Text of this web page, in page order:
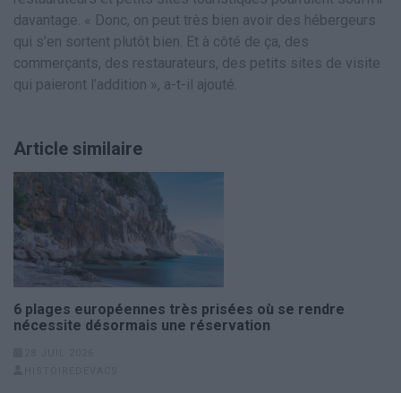
davantage. « Donc, on peut très bien avoir des hébergeurs
qui s’en sortent plutôt bien. Et à côté de ça, des
commerçants, des restaurateurs, des petits sites de visite
qui paieront l’addition », a-t-il ajouté.
Article similaire
6 plages européennes très prisées où se rendre
nécessite désormais une réservation